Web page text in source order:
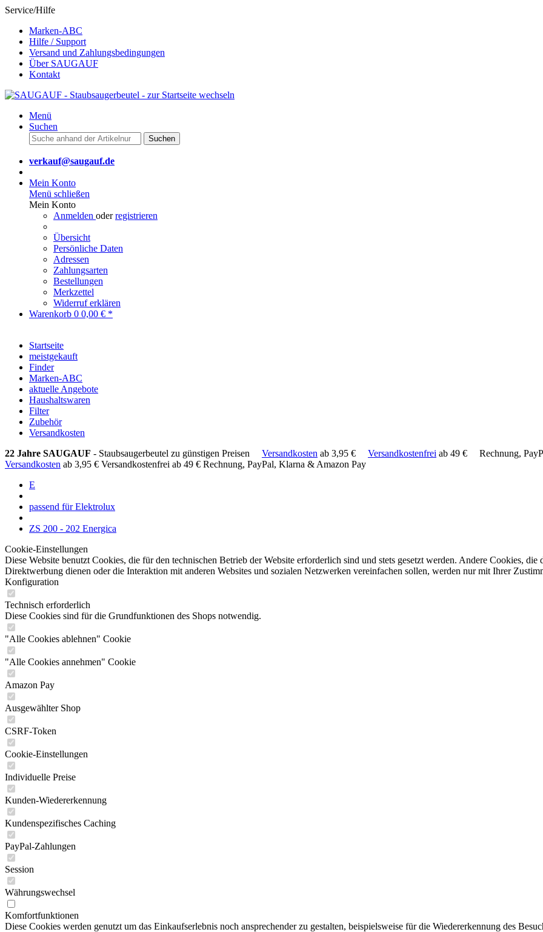
Service/Hilfe
Marken-ABC
Hilfe / Support
Versand und Zahlungsbedingungen
Über SAUGAUF
Kontakt
Menü
Suchen
Suchen
verkauf@saugauf.de
Mein Konto
Menü schließen
Mein Konto
Anmelden oderregistrieren
Übersicht
Persönliche Daten
Adressen
Zahlungsarten
Bestellungen
Merkzettel
Widerruf erklären
Warenkorb 0 0,00 € *
Startseite
meistgekauft
Finder
Marken-ABC
aktuelle Angebote
Haushaltswaren
Filter
Zubehör
Versandkosten
22 Jahre SAUGAUF - Staubsaugerbeutel zu günstigen Preisen Versandkosten ab 3,95 € Versandkostenfrei ab 49 €
Rechnung,
Versandkosten ab 3,95 € Versandkostenfrei ab 49 € Rechnung, PayPal, Klarna & Amazon Pay
E
passend für Elektrolux
ZS 200 - 202 Energica
Cookie-Einstellungen
Diese Website benutzt Cookies, die für den technischen Betrieb der Website erforderlich sind und stets gesetzt werden. Andere Cookies,
Direktwerbung dienen oder die Interaktion mit anderen Websites und sozialen Netzwerken vereinfachen sollen, werden nur mit Ihrer
Konfiguration
Technisch erforderlich
Diese Cookies sind für die Grundfunktionen des Shops notwendig.
"Alle Cookies ablehnen" Cookie
"Alle Cookies annehmen" Cookie
Amazon Pay
Ausgewählter Shop
CSRF-Token
Cookie-Einstellungen
Individuelle Preise
Kunden-Wiedererkennung
Kundenspezifisches Caching
PayPal-Zahlungen
Session
Währungswechsel
Komfortfunktionen
Diese Cookies werden genutzt um das Einkaufserlebnis noch ansprechender zu gestalten, beispielsweise für die Wiedererkennung des